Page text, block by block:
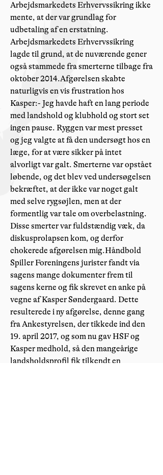
Arbejdsmarkedets Erhvervssikring ikke
mente, at der var grundlag for
udbetaling af en erstatning.
Arbejdsmarkedets Erhvervssikring
lagde til grund, at de nuværende gener
også stammede fra smerterne tilbage fra
oktober 2014.Afgørelsen skabte
naturligvis en vis frustration hos
Kasper:- Jeg havde haft en lang periode
med landshold og klubhold og stort set
ingen pause. Ryggen var mest presset
og jeg valgte at få den undersøgt hos en
læge, for at være sikker på intet
alvorligt var galt. Smerterne var opstået
løbende, og det blev ved undersøgelsen
bekræftet, at der ikke var noget galt
med selve rygsøjlen, men at der
formentlig var tale om overbelastning.
Disse smerter var fuldstændig væk, da
diskusprolapsen kom, og derfor
chokerede afgørelsen mig.Håndbold
Spiller Foreningens jurister fandt via
sagens mange dokumenter frem til
sagens kerne og fik skrevet en anke på
vegne af Kasper Søndergaard. Dette
resulterede i ny afgørelse, denne gang
fra Ankestyrelsen, der tikkede ind den
19. april 2017, og som nu gav HSF og
Kasper medhold, så den mangeårige
landsholdsprofil fik tilkendt en